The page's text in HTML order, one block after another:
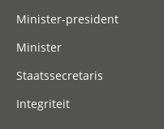
Minister-president
Minister
Staatssecretaris
Integriteit